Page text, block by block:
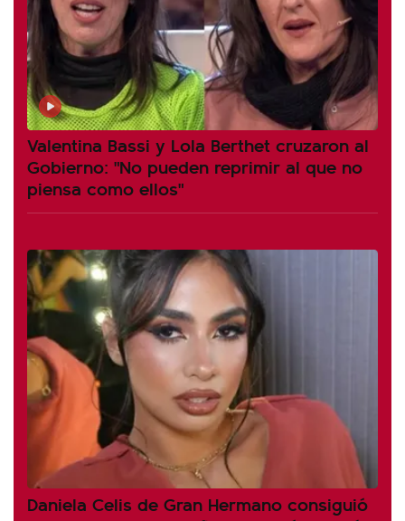
Valentina Bassi y Lola Berthet cruzaron al
Gobierno: "No pueden reprimir al que no
piensa como ellos"
Daniela Celis de Gran Hermano consiguió